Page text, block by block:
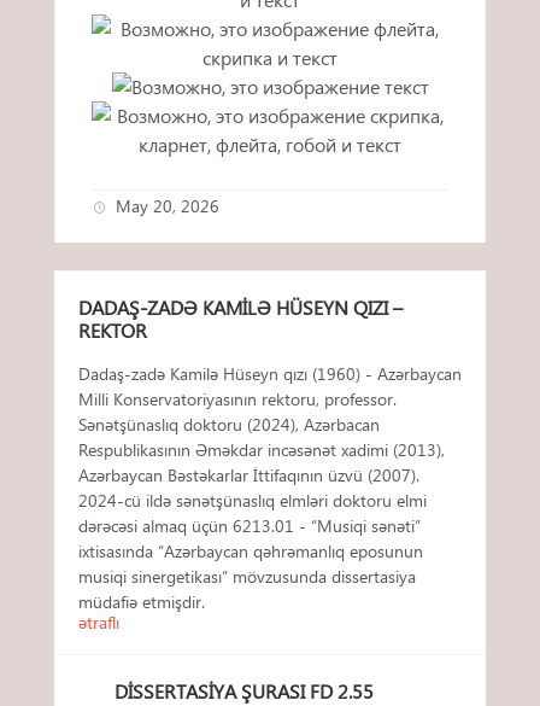
May 20, 2026
DADAŞ-ZADƏ KAMILƏ HÜSEYN QIZI –
REKTOR
Dadaş-zadə Kamilə Hüseyn qızı (1960) - Azərbaycan
Milli Konservatoriyasının rektoru, professor.
Sənətşünaslıq doktoru (2024), Azərbacan
Respublikasının Əməkdar incəsənət xadimi (2013),
Azərbaycan Bəstəkarlar İttifaqının üzvü (2007).
2024-cü ildə sənətşünaslıq elmləri doktoru elmi
dərəcəsi almaq üçün 6213.01 - “Musiqi sənəti”
ixtisasında “Azərbaycan qəhrəmanlıq eposunun
musiqi sinergetikası” mövzusunda dissertasiya
müdafiə etmişdir.
ətraflı
DISSERTASIYA ŞURASI FD 2.55